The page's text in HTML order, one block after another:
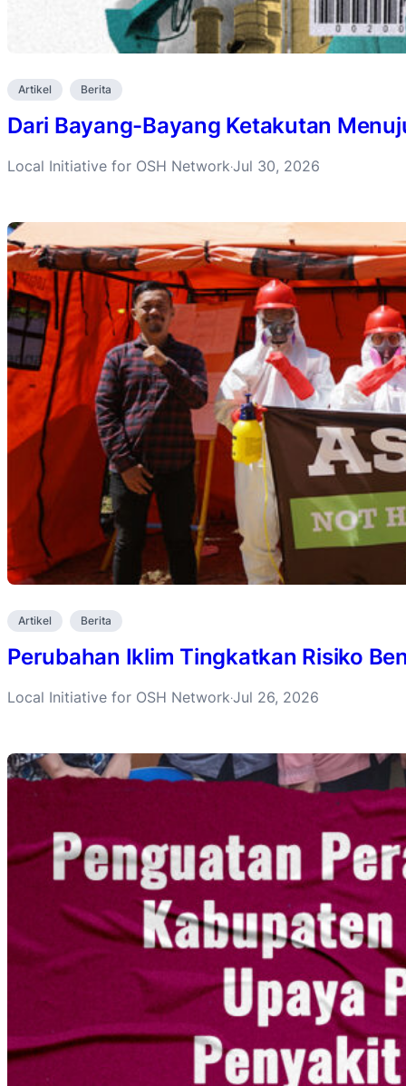
Artikel Berita
Dari Bayang-Bayang Ketakutan
Local Initiative for OSH Network·Jul 30, 2026
Artikel Berita
Perubahan Iklim Tingkatkan Risiko
Local Initiative for OSH Network·Jul 26, 2026